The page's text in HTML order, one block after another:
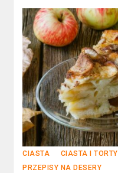
CIASTA CIASTA I TORTY
PRZEPISY NA DESERY